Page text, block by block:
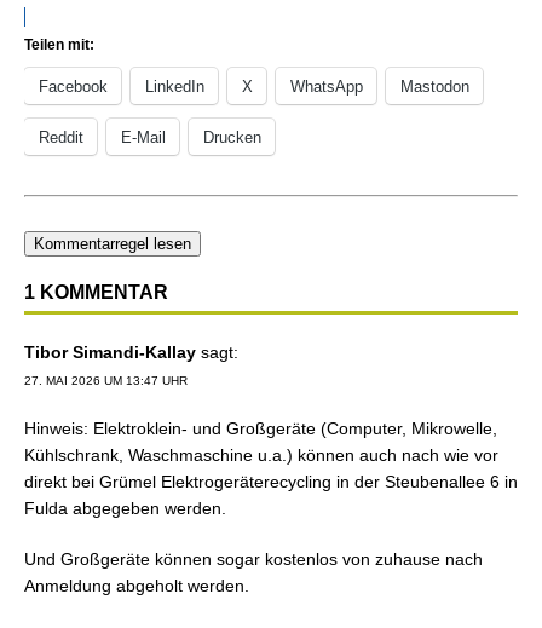
Teilen mit:
Facebook LinkedIn X WhatsApp Mastodon
Reddit E-Mail Drucken
Kommentarregel lesen
1 KOMMENTAR
Tibor Simandi-Kallay sagt:
27. MAI 2026 UM 13:47 UHR
Hinweis: Elektroklein- und Großgeräte (Computer, Mikrowelle,
Kühlschrank, Waschmaschine u.a.) können auch nach wie vor
direkt bei Grümel Elektrogeräterecycling in der Steubenallee 6 in
Fulda abgegeben werden.
Und Großgeräte können sogar kostenlos von zuhause nach
Anmeldung abgeholt werden.